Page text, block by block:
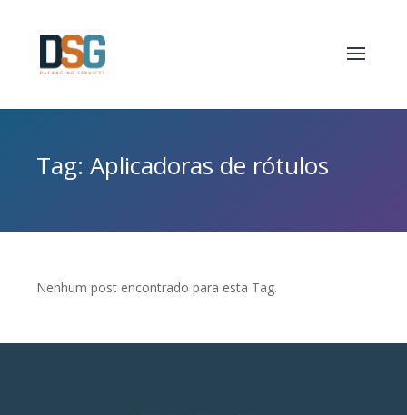
Tag: Aplicadoras de rótulos
Nenhum post encontrado para esta Tag.